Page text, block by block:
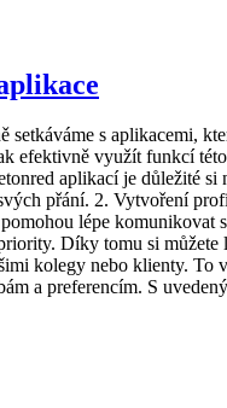
s aplikacemi,
efektivně využít funkcí
aplikací je důležité
přání. 2. Vytvoření
lépe
Díky tomu si
kolegy nebo klienty.
a preferencím. S